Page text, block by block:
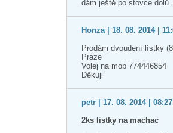
dám ještě po stovce
Honza | 18. 08. 2014 |
Prodám dvoudení lístky
Praze
Volej na mob 774446854
Děkuji
petr | 17. 08. 2014 |
2ks listky na machac